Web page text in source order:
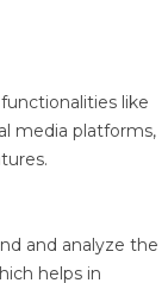
like
media platforms,
and analyze the
helps in